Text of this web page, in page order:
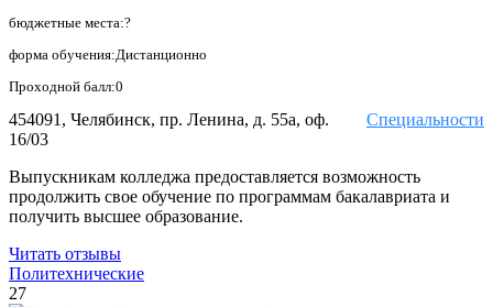
бюджетные места:?
форма обучения:Дистанционно
Проходной балл:0
Специальности
454091, Челябинск, пр. Ленина, д. 55а, оф.
16/03
Выпускникам колледжа предоставляется возможность
продолжить свое обучение по программам бакалавриата и
получить высшее образование.
Читать отзывы
Политехнические
27